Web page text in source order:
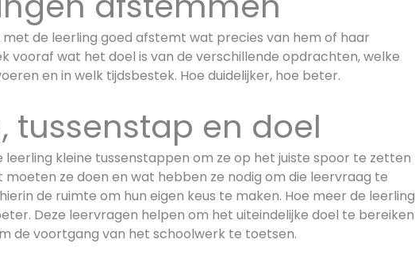
met de leerling goed afstemt wat precies van hem of haar
vooraf wat het doel is van de verschillende opdrachten, welke
en in welk tijdsbestek. Hoe duidelijker, hoe beter.
tussenstap en doel
kleine tussenstappen om ze op het juiste spoor te zetten
moeten ze doen en wat hebben ze nodig om die leervraag te
de ruimte om hun eigen keus te maken. Hoe meer de leerling
Deze leervragen helpen om het uiteindelijke doel te bereiken
de voortgang van het schoolwerk te toetsen.